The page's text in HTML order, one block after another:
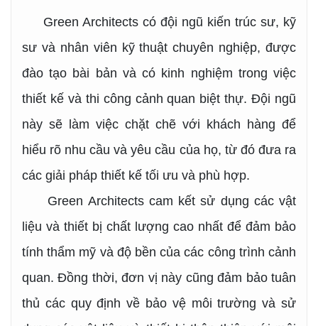
Green Architects có đội ngũ kiến trúc sư, kỹ
sư và nhân viên kỹ thuật chuyên nghiệp, được
đào tạo bài bản và có kinh nghiệm trong việc
thiết kế và thi công cảnh quan biệt thự. Đội ngũ
này sẽ làm việc chặt chẽ với khách hàng để
hiểu rõ nhu cầu và yêu cầu của họ, từ đó đưa ra
các giải pháp thiết kế tối ưu và phù hợp.
Green Architects cam kết sử dụng các vật
liệu và thiết bị chất lượng cao nhất để đảm bảo
tính thẩm mỹ và độ bền của các công trình cảnh
quan. Đồng thời, đơn vị này cũng đảm bảo tuân
thủ các quy định về bảo vệ môi trường và sử